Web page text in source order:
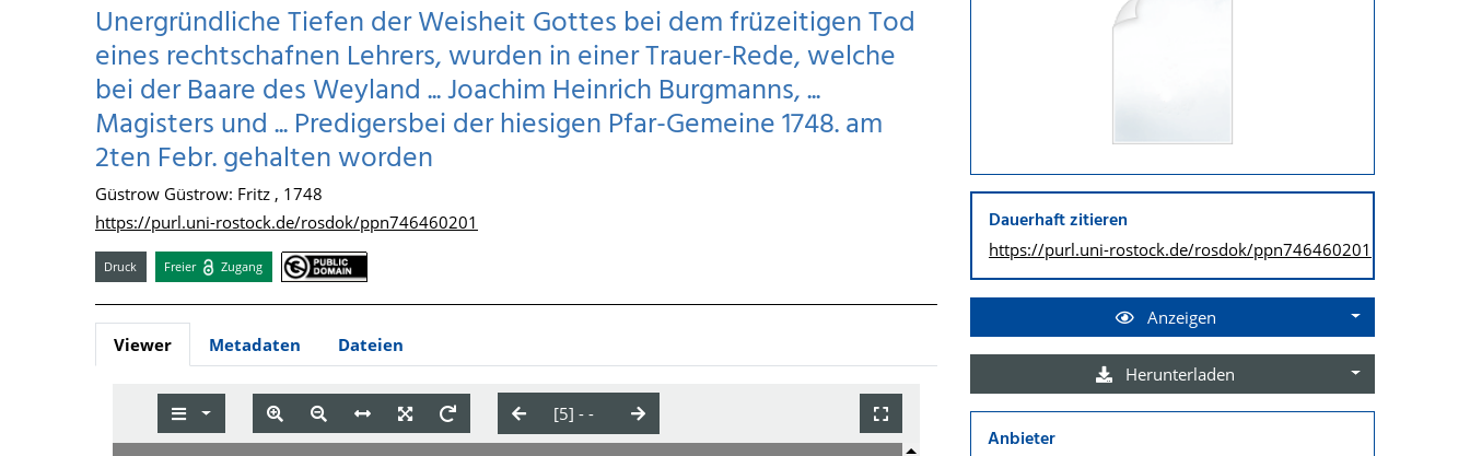
Unergründliche Tiefen der Weisheit Gottes bei dem früzeitigen Tod
eines rechtschafnen Lehrers, wurden in einer Trauer-Rede, welche
bei der Baare des Weyland ... Joachim Heinrich Burgmanns, ...
Magisters und ... Predigersbei der hiesigen Pfar-Gemeine 1748. am
2ten Febr. gehalten worden
Güstrow Güstrow: Fritz , 1748
https://purl.uni-rostock.de/rosdok/ppn746460201
Druck Freier Zugang
Viewer Metadaten Dateien
Dauerhaft zitieren
https://purl.uni-rostock.de/rosdok/ppn746460201
Anzeigen
Herunterladen
Anbieter